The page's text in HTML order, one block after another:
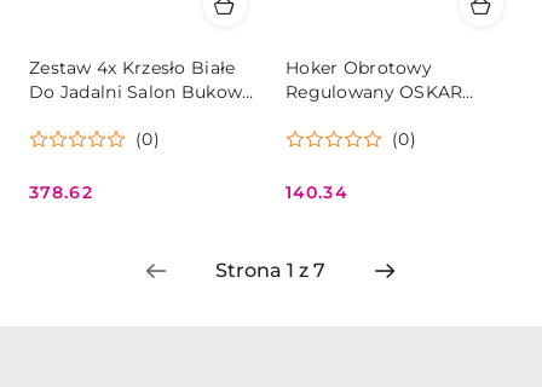
Zestaw 4x Krzesło Białe
Do Jadalni Salon Bukowe
(0)
Cena:
378.62
Hoker Obrotowy
Regulowany OSKAR
Nowoczesny, Ekoskóra
(0)
Cena:
140.34